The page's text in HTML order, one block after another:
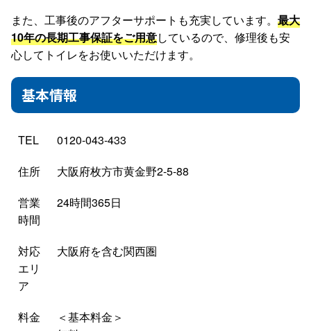
また、工事後のアフターサポートも充実しています。 最大
10年の長期工事保証をご用意しているので、修理後も安
心してトイレをお使いいただけます。
基本情報
TEL
0120-043-433
住所
大阪府枚方市黄金野2-5-88
営業
時間
24時間365日
対応
エリ
ア
大阪府を含む関西圏
料金
＜基本料金＞